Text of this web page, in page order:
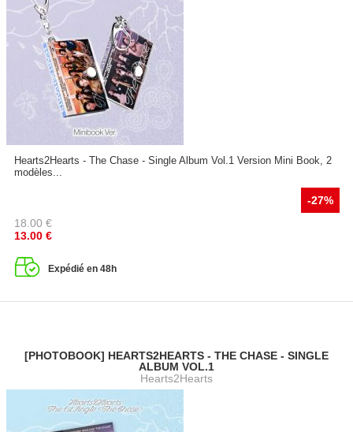
Hearts2Hearts - The Chase - Single Album Vol.1 Version Mini Book, 2
modèles...
-27%
18.00 €
13.00 €
Expédié en 48h
[PHOTOBOOK] HEARTS2HEARTS - THE CHASE - SINGLE
ALBUM VOL.1
Hearts2Hearts